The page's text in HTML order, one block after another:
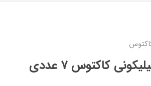
کاکتوس 7 عددی